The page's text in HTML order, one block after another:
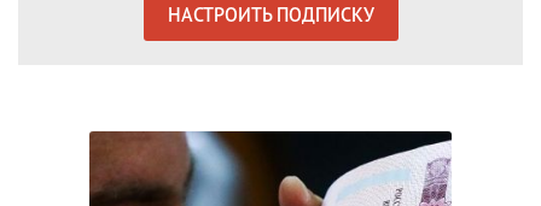
НАСТРОИТЬ ПОДПИСКУ